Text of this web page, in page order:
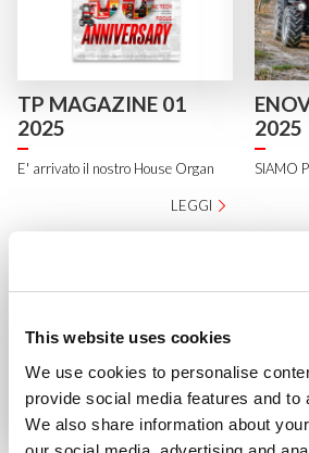
This website uses cookies
We use cookies to personalise
provide social media features and to
We also share information about
TP MAGAZINE 01
2025
E' arrivato il nostro House Organ
LEGGI
2025
SIAMO
Un nuovo traguardo